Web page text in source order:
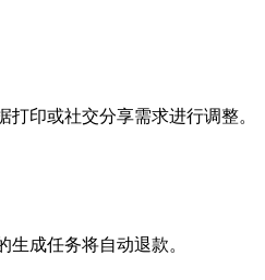
印或社交分享需求进行调整。
成任务将自动退款。